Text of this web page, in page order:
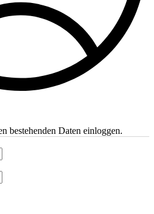
bestehenden Daten einloggen.